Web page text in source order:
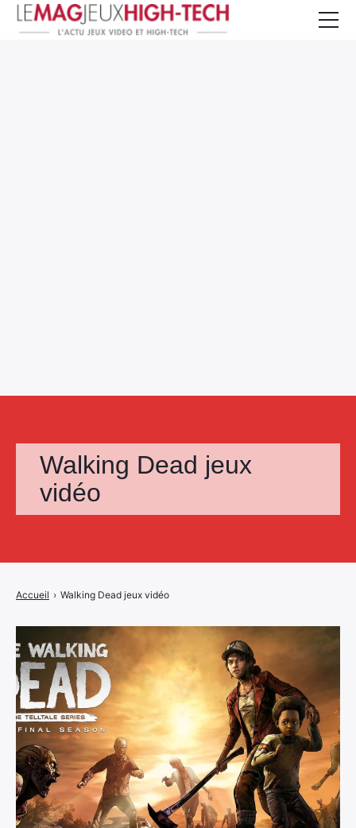
Walking Dead jeux
vidéo
Accueil › Walking Dead jeux vidéo